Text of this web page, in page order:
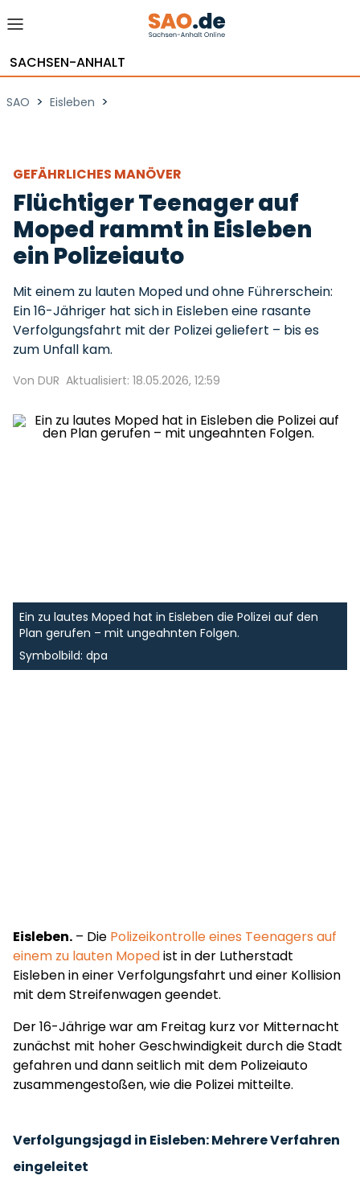
SACHSEN-ANHALT
SAO > Eisleben >
GEFÄHRLICHES MANÖVER
Flüchtiger Teenager auf
Moped rammt in Eisleben
ein Polizeiauto
Mit einem zu lauten Moped und ohne Führerschein:
Ein 16-Jähriger hat sich in Eisleben eine rasante
Verfolgungsfahrt mit der Polizei geliefert – bis es
zum Unfall kam.
Von DUR Aktualisiert: 18.05.2026, 12:59
Ein zu lautes Moped hat in Eisleben die Polizei auf den
Plan gerufen – mit ungeahnten Folgen.
Symbolbild: dpa
Eisleben. – Die Polizeikontrolle eines Teenagers auf
einem zu lauten Mopedist in der Lutherstadt
Eisleben in einer Verfolgungsfahrt und einer Kollision
mit dem Streifenwagen geendet.
Der 16-Jährige war am Freitag kurz vor Mitternacht
zunächst mit hoher Geschwindigkeit durch die Stadt
gefahren und dann seitlich mit dem Polizeiauto
zusammengestoßen, wie die Polizei mitteilte.
Verfolgungsjagd in Eisleben: Mehrere Verfahren
eingeleitet